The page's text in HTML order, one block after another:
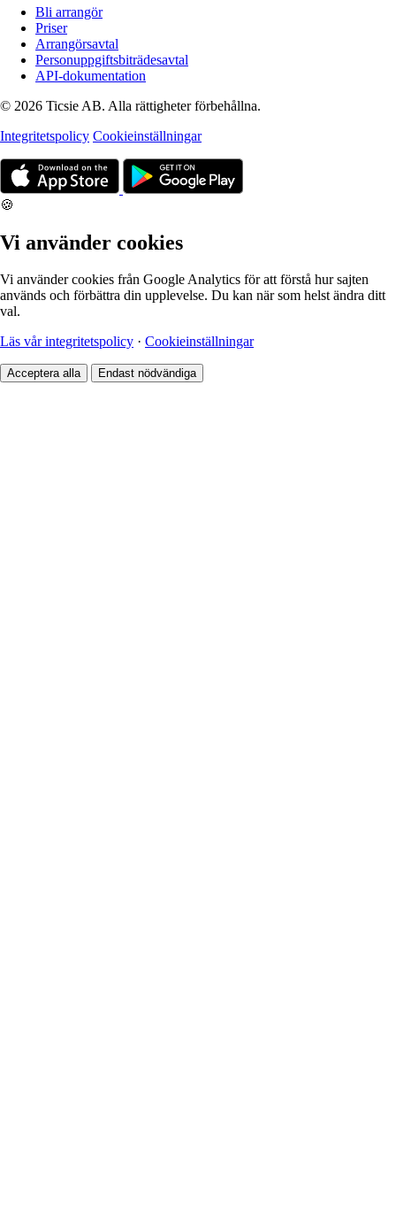
Bli arrangör
Priser
Arrangörsavtal
Personuppgiftsbiträdesavtal
API-dokumentation
© 2026 Ticsie AB. Alla rättigheter förbehållna.
Integritetspolicy Cookieinställningar
🍪
Vi använder cookies
Vi använder cookies från Google Analytics för att förstå hur sajten
används och förbättra din upplevelse. Du kan när som helst ändra ditt
val.
Läs vår integritetspolicy · Cookieinställningar
Acceptera alla Endast nödvändiga